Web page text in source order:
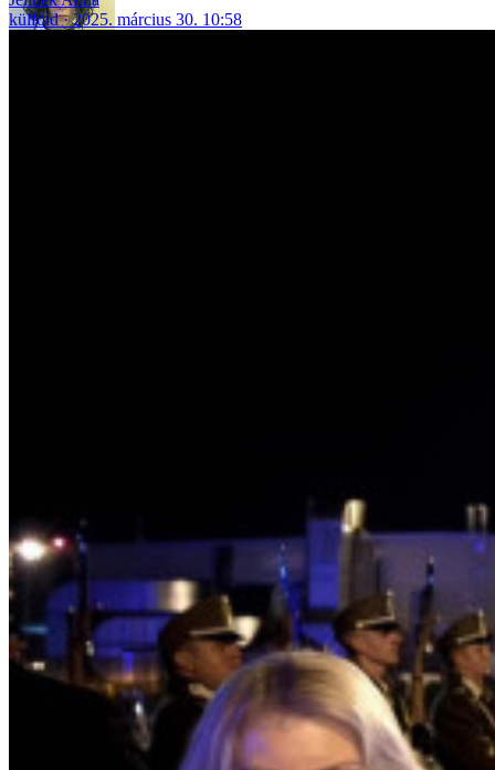
külföld
2025. március 30. 10:58